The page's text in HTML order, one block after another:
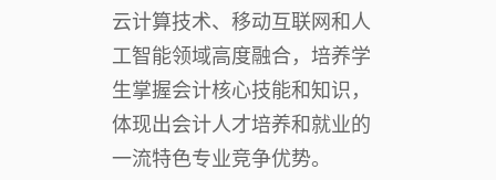
云计算技术、移动互联网和人
工智能领域高度融合，培养学
生掌握会计核心技能和知识，
体现出会计人才培养和就业的
一流特色专业竞争优势。